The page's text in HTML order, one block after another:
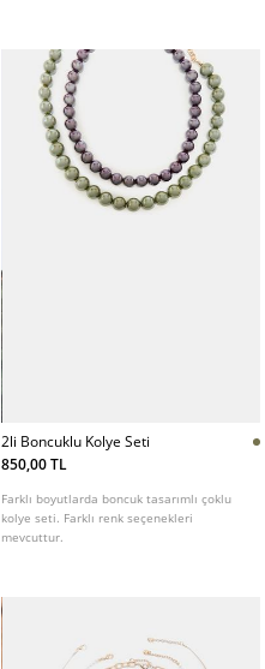
2li Boncuklu Kolye Seti
850,00 TL
Farklı boyutlarda boncuk tasarımlı çoklu
kolye seti. Farklı renk seçenekleri
mevcuttur.